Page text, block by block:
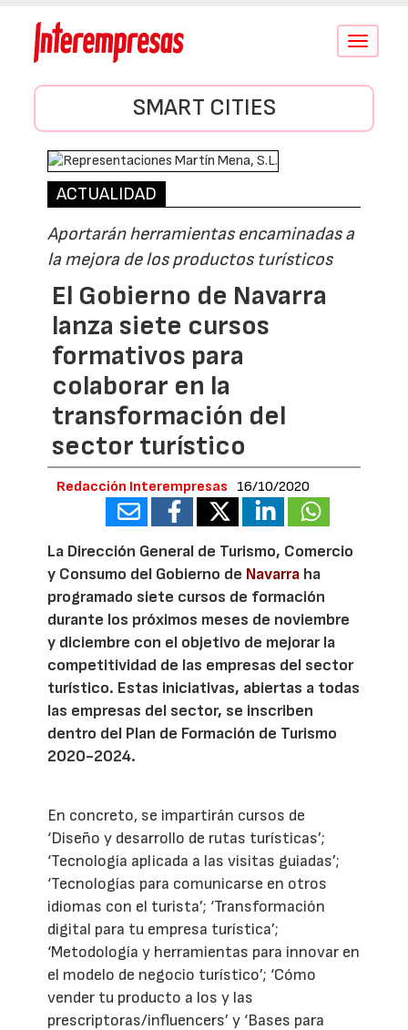
Conmutar
SMART CITIES
ACTUALIDAD
Aportarán herramientas encaminadas a
la mejora de los productos turísticos
El Gobierno de Navarra
lanza siete cursos
formativos para
colaborar en la
transformación del
sector turístico
Redacción Interempresas 16/10/2020
La Dirección General de Turismo, Comercio
y Consumo del Gobierno de Navarra ha
programado siete cursos de formación
durante los próximos meses de noviembre
y diciembre con el objetivo de mejorar la
competitividad de las empresas del sector
turístico. Estas iniciativas, abiertas a todas
las empresas del sector, se inscriben
dentro del Plan de Formación de Turismo
2020-2024.
En concreto, se impartirán cursos de
‘Diseño y desarrollo de rutas turísticas’;
‘Tecnología aplicada a las visitas guiadas’;
‘Tecnologías para comunicarse en otros
idiomas con el turista’; ‘Transformación
digital para tu empresa turística’;
‘Metodología y herramientas para innovar en
el modelo de negocio turístico’; ‘Cómo
vender tu producto a los y las
prescriptoras/influencers’ y ‘Bases para